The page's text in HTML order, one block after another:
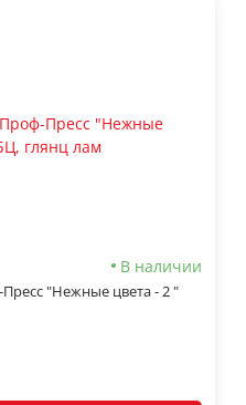
В наличии
"Нежные цвета - 2 "